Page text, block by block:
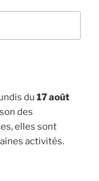
du 17 août
des
elles sont
activités.